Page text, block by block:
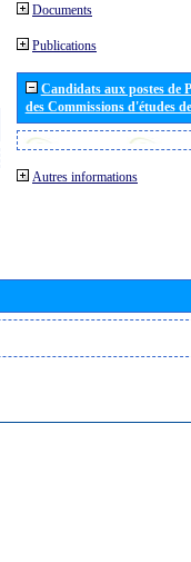
Documents
Publications
Candidats aux postes de
des Commissions d'études
Autres informations